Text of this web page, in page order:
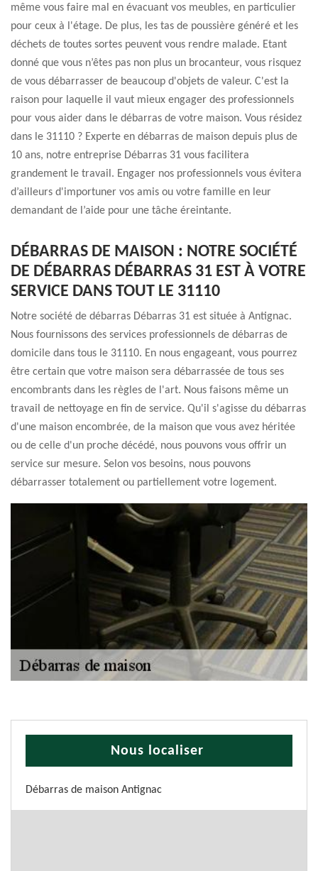
même vous faire mal en évacuant vos meubles, en particulier
pour ceux à l'étage. De plus, les tas de poussière généré et les
déchets de toutes sortes peuvent vous rendre malade. Etant
donné que vous n’êtes pas non plus un brocanteur, vous risquez
de vous débarrasser de beaucoup d'objets de valeur. C'est la
raison pour laquelle il vaut mieux engager des professionnels
pour vous aider dans le débarras de votre maison. Vous résidez
dans le 31110 ? Experte en débarras de maison depuis plus de
10 ans, notre entreprise Débarras 31 vous facilitera
grandement le travail. Engager nos professionnels vous évitera
d’ailleurs d'importuner vos amis ou votre famille en leur
demandant de l’aide pour une tâche éreintante.
DÉBARRAS DE MAISON : NOTRE SOCIÉTÉ
DE DÉBARRAS DÉBARRAS 31 EST À VOTRE
SERVICE DANS TOUT LE 31110
Notre société de débarras Débarras 31 est située à Antignac.
Nous fournissons des services professionnels de débarras de
domicile dans tous le 31110. En nous engageant, vous pourrez
être certain que votre maison sera débarrassée de tous ses
encombrants dans les règles de l'art. Nous faisons même un
travail de nettoyage en fin de service. Qu'il s'agisse du débarras
d'une maison encombrée, de la maison que vous avez héritée
ou de celle d'un proche décédé, nous pouvons vous offrir un
service sur mesure. Selon vos besoins, nous pouvons
débarrasser totalement ou partiellement votre logement.
Nous localiser
Débarras de maison Antignac